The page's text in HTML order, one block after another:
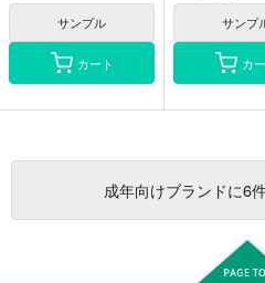
サンプル
カート
サンプ
カ
成年向けブランドに6